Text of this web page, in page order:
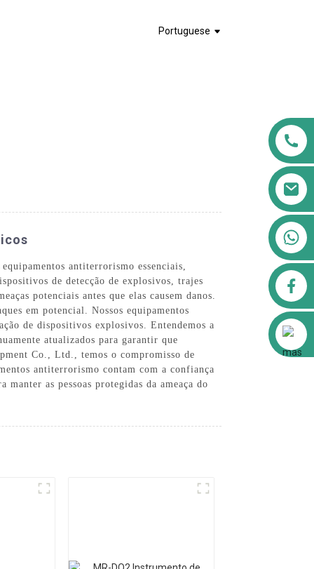
Portuguese
airppb123@gmail.com
Alibaba
antiterrorismo essenciais,
de detecção de explosivos, trajes
potenciais antes que elas causem danos.
em potencial. Nossos equipamentos
de dispositivos explosivos. Entendemos a
atualizados para garantir que
Co., Ltd., temos o compromisso de
antiterrorismo contam com a confiança
as pessoas protegidas da ameaça do